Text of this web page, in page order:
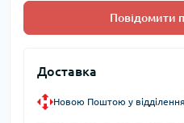
Повідомити
Доставка
Новою Поштою у